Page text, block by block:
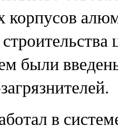
корпусов
были
в